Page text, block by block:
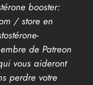
booster:
/ store en
de Patreon
vous aideront
perdre votre